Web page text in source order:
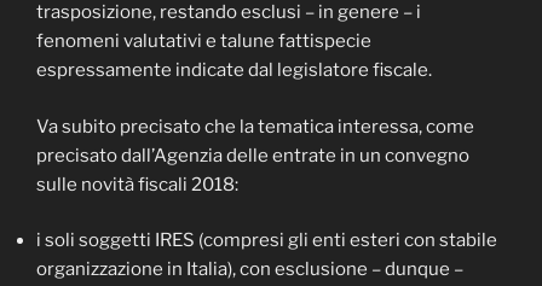
trasposizione, restando esclusi – in genere – i
fenomeni valutativi e talune fattispecie
espressamente indicate dal legislatore fiscale.
Va subito precisato che la tematica interessa, come
precisato dall’Agenzia delle entrate in un convegno
sulle novità fiscali 2018:
i soli soggetti IRES (compresi gli enti esteri con stabile
organizzazione in Italia), con esclusione – dunque –